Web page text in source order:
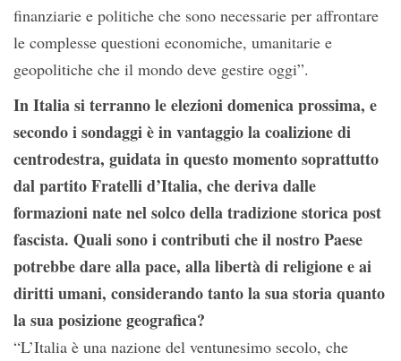
finanziarie e politiche che sono necessarie per affrontare
le complesse questioni economiche, umanitarie e
geopolitiche che il mondo deve gestire oggi”.
In Italia si terranno le elezioni domenica prossima, e
secondo i sondaggi è in vantaggio la coalizione di
centrodestra, guidata in questo momento soprattutto
dal partito Fratelli d’Italia, che deriva dalle
formazioni nate nel solco della tradizione storica post
fascista. Quali sono i contributi che il nostro Paese
potrebbe dare alla pace, alla libertà di religione e ai
diritti umani, considerando tanto la sua storia quanto
la sua posizione geografica?
“L’Italia è una nazione del ventunesimo secolo, che